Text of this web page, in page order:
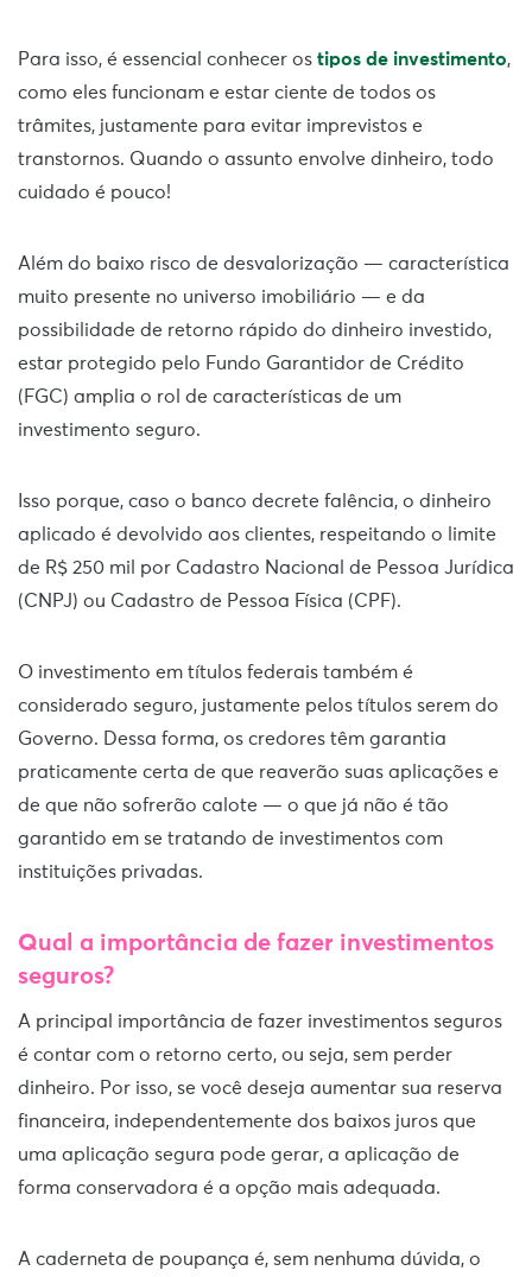
Para isso, é essencial conhecer os tipos de investimento,
como eles funcionam e estar ciente de todos os
trâmites, justamente para evitar imprevistos e
transtornos. Quando o assunto envolve dinheiro, todo
cuidado é pouco!
Além do baixo risco de desvalorização — característica
muito presente no universo imobiliário — e da
possibilidade de retorno rápido do dinheiro investido,
estar protegido pelo Fundo Garantidor de Crédito
(FGC) amplia o rol de características de um
investimento seguro.
Isso porque, caso o banco decrete falência, o dinheiro
aplicado é devolvido aos clientes, respeitando o limite
de R$ 250 mil por Cadastro Nacional de Pessoa Jurídica
(CNPJ) ou Cadastro de Pessoa Física (CPF).
O investimento em títulos federais também é
considerado seguro, justamente pelos títulos serem do
Governo. Dessa forma, os credores têm garantia
praticamente certa de que reaverão suas aplicações e
de que não sofrerão calote — o que já não é tão
garantido em se tratando de investimentos com
instituições privadas.
Qual a importância de fazer investimentos
seguros?
A principal importância de fazer investimentos seguros
é contar com o retorno certo, ou seja, sem perder
dinheiro. Por isso, se você deseja aumentar sua reserva
financeira, independentemente dos baixos juros que
uma aplicação segura pode gerar, a aplicação de
forma conservadora é a opção mais adequada.
A caderneta de poupança é, sem nenhuma dúvida, o